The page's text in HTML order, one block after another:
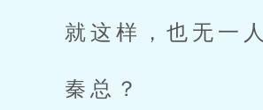
就这样，也无一
秦总？